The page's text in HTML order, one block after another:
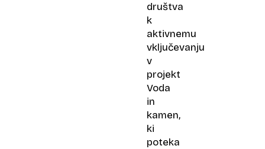
društva
k
aktivnemu
vključevanju
v
projekt
Voda
in
kamen,
ki
poteka